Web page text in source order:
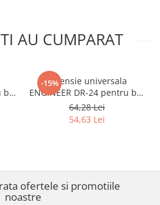
AU CUMPARAT
biti
-15%
Extensie universala
ENGINEER DR-24 pentru biti
standard si extractori de
suruburi 190 mm
64,28 Lei
54,63 Lei
ofertele si promotiile
noastre